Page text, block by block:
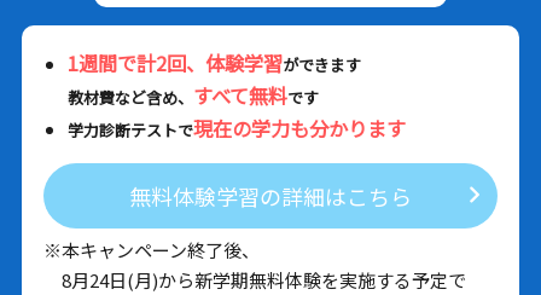
1週間で計2回、体験学習ができます
教材費など含め、 すべて無料です
学力診断テストで現在の学力も分かります
無料体験学習の詳細はこちら
※本キャンペーン終了後、
8月24日(月)から新学期無料体験を実施する予定で